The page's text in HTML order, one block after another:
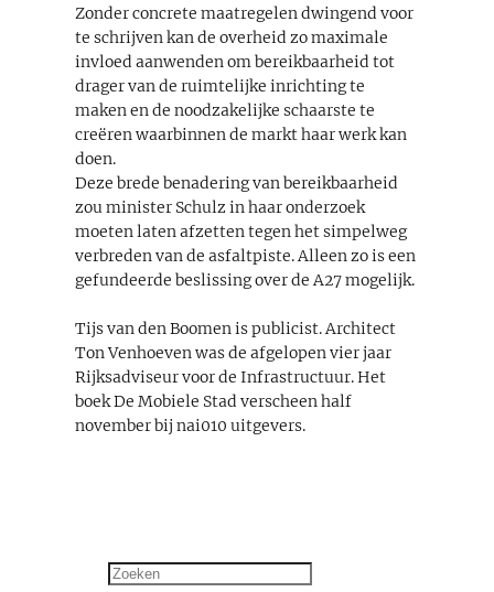
Zonder concrete maatregelen dwingend voor
te schrijven kan de overheid zo maximale
invloed aanwenden om bereikbaarheid tot
drager van de ruimtelijke inrichting te
maken en de noodzakelijke schaarste te
creëren waarbinnen de markt haar werk kan
doen.
Deze brede benadering van bereikbaarheid
zou minister Schulz in haar onderzoek
moeten laten afzetten tegen het simpelweg
verbreden van de asfaltpiste. Alleen zo is een
gefundeerde beslissing over de A27 mogelijk.
Tijs van den Boomen is publicist. Architect
Ton Venhoeven was de afgelopen vier jaar
Rijksadviseur voor de Infrastructuur. Het
boek De Mobiele Stad verscheen half
november bij nai010 uitgevers.
Zoeken